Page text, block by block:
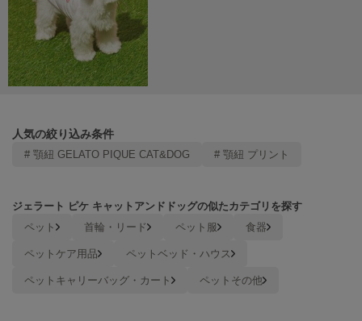
miies miim
ミーエスミーム
Mila Owen
ミラオーウェン
モワージュ
MUCHA
NEW Balance
nezu
人気の絞り込み条件
# 顎紐 GELATO PIQUE CAT&DOG # 顎紐 プリント
ジェラート ピケ キャットアンドドッグの似たカテゴリを探す
ペット 首輪・リード ペット服
食器
ペットケア用品
ペットベッド・ハウス
ペットキャリーバッグ・カート
ペットその他